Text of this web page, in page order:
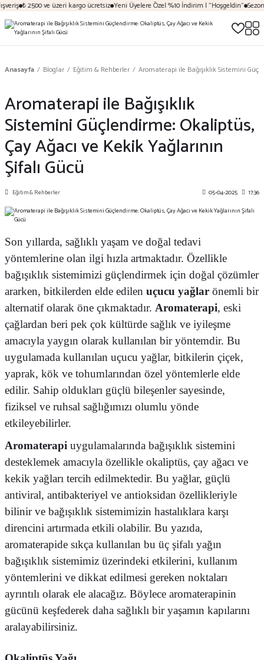
₺ 2500 ve üzeri kargo ücretsiz Yeni Üyelere Özel %10 İndirim | "Hoşgeldin" Sezona
Anasayfa Bloglar Eğitim & Rehberler Aromaterapi ile Bağışıklık Sistemini
Aromaterapi ile Bağışıklık
Sistemini Güçlendirme: Okaliptüs,
Çay Ağacı ve Kekik Yağlarının
Şifalı Gücü
Eğitim & Rehberler 05-04-2025 17:36
Son yıllarda, sağlıklı yaşam ve doğal tedavi
yöntemlerine olan ilgi hızla artmaktadır. Özellikle
bağışıklık sistemimizi güçlendirmek için doğal çözümler
ararken, bitkilerden elde edilen uçucu yağlar önemli bir
alternatif olarak öne çıkmaktadır. Aromaterapi, eski
çağlardan beri pek çok kültürde sağlık ve iyileşme
amacıyla yaygın olarak kullanılan bir yöntemdir. Bu
uygulamada kullanılan uçucu yağlar, bitkilerin çiçek,
yaprak, kök ve tohumlarından özel yöntemlerle elde
edilir. Sahip oldukları güçlü bileşenler sayesinde,
fiziksel ve ruhsal sağlığımızı olumlu yönde
etkileyebilirler.
Aromaterapi uygulamalarında bağışıklık sistemini
desteklemek amacıyla özellikle okaliptüs, çay ağacı ve
kekik yağları tercih edilmektedir. Bu yağlar, güçlü
antiviral, antibakteriyel ve antioksidan özellikleriyle
bilinir ve bağışıklık sistemimizin hastalıklara karşı
direncini artırmada etkili olabilir. Bu yazıda,
aromaterapide sıkça kullanılan bu üç şifalı yağın
bağışıklık sistemimiz üzerindeki etkilerini, kullanım
yöntemlerini ve dikkat edilmesi gereken noktaları
ayrıntılı olarak ele alacağız. Böylece aromaterapinin
gücünü keşfederek daha sağlıklı bir yaşamın kapılarını
aralayabilirsiniz.